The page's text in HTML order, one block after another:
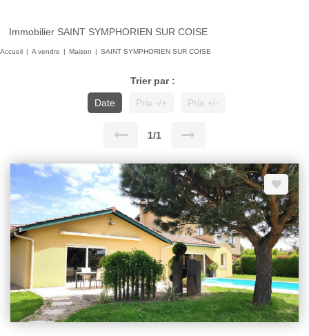
Immobilier SAINT SYMPHORIEN SUR COISE
Accueil A vendre Maison SAINT SYMPHORIEN SUR COISE
Trier par :
Date
Prix -/+ Prix +/-
1/1